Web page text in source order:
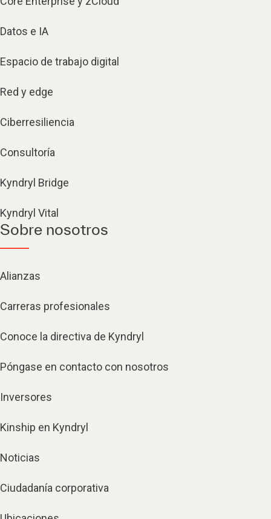
Datos e IA
Espacio de trabajo digital
Red y edge
Ciberresiliencia
Consultoría
Kyndryl Bridge
Kyndryl Vital
Sobre nosotros
Alianzas
Carreras profesionales
Conoce la directiva de Kyndryl
Póngase en contacto con nosotros
Inversores
Kinship en Kyndryl
Noticias
Ciudadanía corporativa